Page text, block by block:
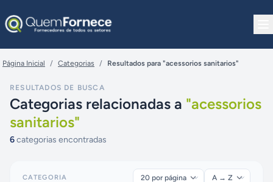
Página Inicial / Categorias / Resultados para "acessorios sanitarios"
RESULTADOS DE BUSCA
Categorias relacionadas a "acessorios
sanitarios"
6categorias encontradas
CATEGORIA